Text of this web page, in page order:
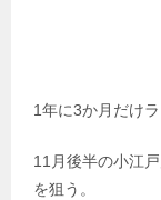
1年に3か月だけ
11月後半の小江
を狙う。